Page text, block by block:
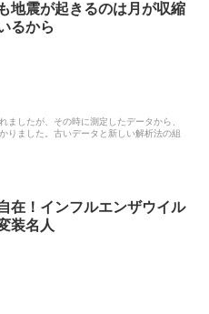
地震が起きるのは月が収縮
るから
ましたが、その時に測定したデータから、
りました。古いデータと新しい解析法の組
在！インフルエンザウイル
装名人